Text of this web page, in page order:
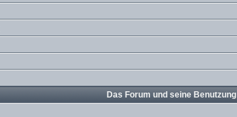
Das Forum und seine Benutzung